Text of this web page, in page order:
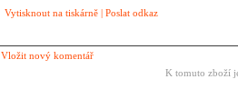
Vytisknout na tiskárně | Poslat odkaz
Vložit nový komentář
K tomuto zboží